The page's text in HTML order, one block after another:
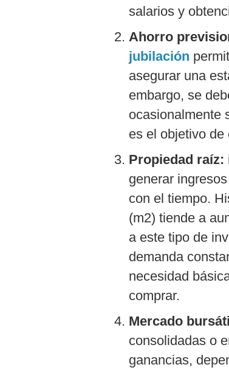
salarios y
Ahorro
jubilación
asegurar una
embargo, se
ocasionalmente
es el objetivo de
Propiedad raíz:
generar
con el tiempo.
(m2) tiende a
a este tipo de
demanda
necesidad
comprar.
Mercado
consolidadas o
ganancias,